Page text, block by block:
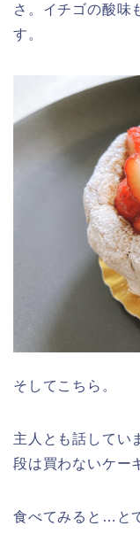
さ。イチゴの酸味
す。
そしてこちら。
主人とも話してい
段は買わないケー
食べてみると…と